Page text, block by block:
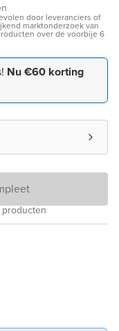
door leveranciers of
marktonderzoek van
over de voorbije 6
Nu €60 korting